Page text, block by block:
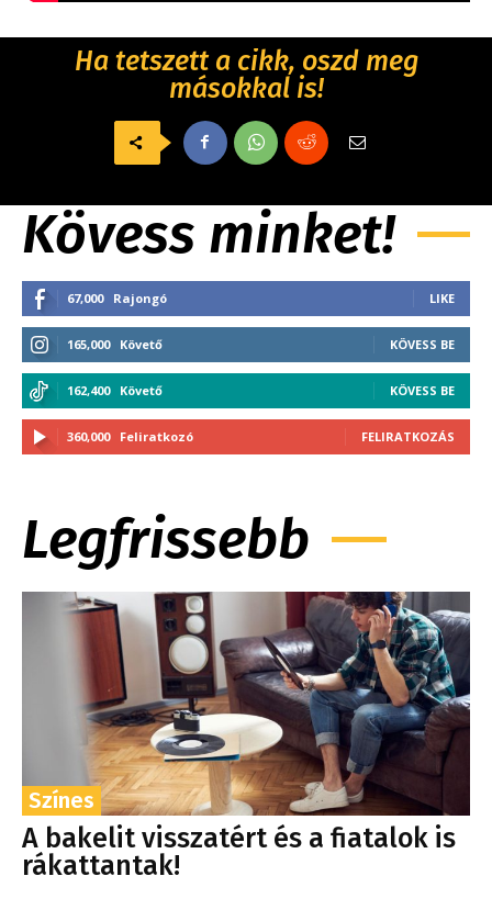
Ha tetszett a cikk, oszd meg
másokkal is!
Kövess minket!
67,000 Rajongó LIKE
165,000 Követő KÖVESS BE
162,400 Követő KÖVESS BE
360,000 Feliratkozó FELIRATKOZÁS
Legfrissebb
Színes
A bakelit visszatért és a fiatalok is
rákattantak!